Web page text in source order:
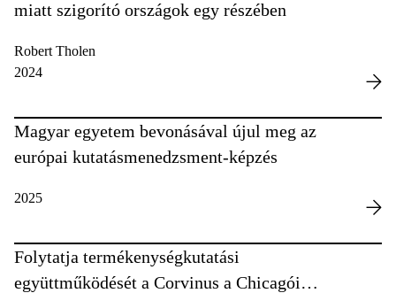
miatt szigorító országok egy részében
Robert Tholen
2024
Magyar egyetem bevonásával újul meg az
európai kutatásmenedzsment-képzés
2025
Folytatja termékenységkutatási
együttműködését a Corvinus a Chicagói